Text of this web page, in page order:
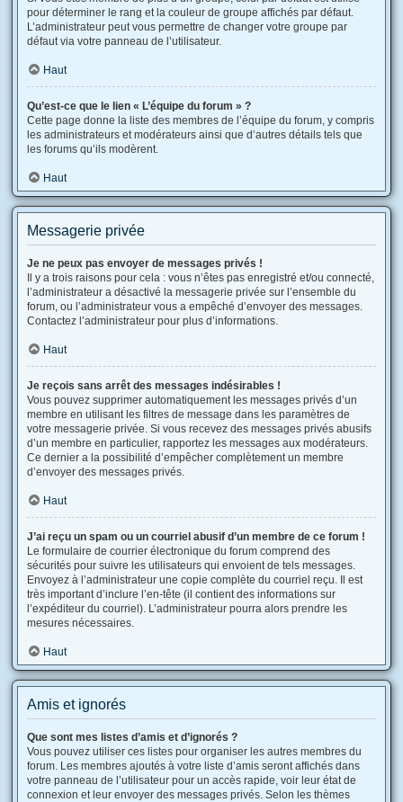
pour déterminer le rang et la couleur de groupe affichés par défaut.
L’administrateur peut vous permettre de changer votre groupe par
défaut via votre panneau de l’utilisateur.
Haut
Qu’est-ce que le lien « L’équipe du forum » ?
Cette page donne la liste des membres de l’équipe du forum, y compris
les administrateurs et modérateurs ainsi que d’autres détails tels que
les forums qu’ils modèrent.
Haut
Messagerie privée
Je ne peux pas envoyer de messages privés !
Il y a trois raisons pour cela : vous n’êtes pas enregistré et/ou connecté,
l’administrateur a désactivé la messagerie privée sur l’ensemble du
forum, ou l’administrateur vous a empêché d’envoyer des messages.
Contactez l’administrateur pour plus d’informations.
Haut
Je reçois sans arrêt des messages indésirables !
Vous pouvez supprimer automatiquement les messages privés d’un
membre en utilisant les filtres de message dans les paramètres de
votre messagerie privée. Si vous recevez des messages privés abusifs
d’un membre en particulier, rapportez les messages aux modérateurs.
Ce dernier a la possibilité d’empêcher complètement un membre
d’envoyer des messages privés.
Haut
J’ai reçu un spam ou un courriel abusif d’un membre de ce forum !
Le formulaire de courrier électronique du forum comprend des
sécurités pour suivre les utilisateurs qui envoient de tels messages.
Envoyez à l’administrateur une copie complète du courriel reçu. Il est
très important d’inclure l’en-tête (il contient des informations sur
l’expéditeur du courriel). L’administrateur pourra alors prendre les
mesures nécessaires.
Haut
Amis et ignorés
Que sont mes listes d’amis et d’ignorés ?
Vous pouvez utiliser ces listes pour organiser les autres membres du
forum. Les membres ajoutés à votre liste d’amis seront affichés dans
votre panneau de l’utilisateur pour un accès rapide, voir leur état de
connexion et leur envoyer des messages privés. Selon les thèmes